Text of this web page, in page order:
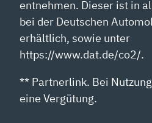
entnehmen. Dieser ist in
bei der Deutschen
erhältlich, sowie unter
https://www.dat.de/co2/.
** Partnerlink. Bei
eine Vergütung.